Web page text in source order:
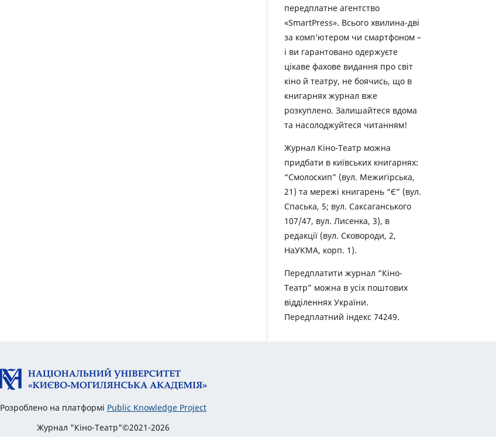
передплатне агентство
«SmartPress». Всього хвилина-дві
за комп’ютером чи смартфоном –
і ви гарантовано одержуєте
цікаве фахове видання про світ
кіно й театру, не боячись, що в
книгарнях журнал вже
розкуплено. Залишайтеся вдома
та насолоджуйтеся читанням!
Журнал Кіно-Театр можна
придбати в київських книгарнях:
“Смолоскип” (вул. Межигірська,
21) та мережі книгарень “Є” (вул.
Спаська, 5; вул. Саксаганського
107/47, вул. Лисенка, 3), в
редакції (вул. Сковороди, 2,
НаУКМА, корп. 1).
Передплатити журнал “Кіно-
Театр” можна в усіх поштових
відділеннях України.
Передплатний індекс 74249.
Розроблено на платформі Public Knowledge Project
Журнал "Кіно-Театр"©2021-2026